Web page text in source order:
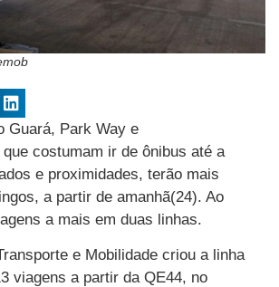
Guará, Park Way e
que costumam ir de ônibus até a
e proximidades, terão mais
a partir de amanhã(24). Ao
a mais em duas linhas.
e Mobilidade criou a linha
viagens a partir da QE44, no